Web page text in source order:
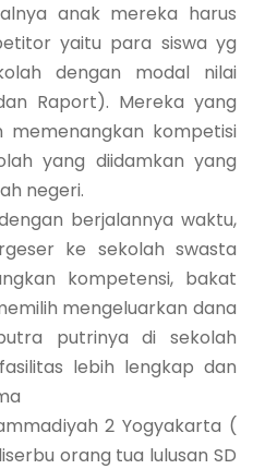
anak mereka harus
yaitu para siswa yg
dengan modal nilai
Raport). Mereka yang
memenangkan kompetisi
yang diidamkan yang
negeri.
berjalannya waktu,
ke sekolah swasta
kompetensi, bakat
mengeluarkan dana
putrinya di sekolah
lebih lengkap dan
2 Yogyakarta (
orang tua lulusan SD